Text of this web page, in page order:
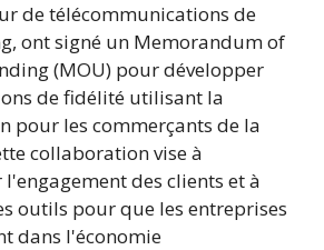
de télécommunications de
ont signé un Memorandum of
(MOU) pour développer
de fidélité utilisant la
pour les commerçants de la
collaboration vise à
des clients et à
outils pour que les entreprises
dans l'économie